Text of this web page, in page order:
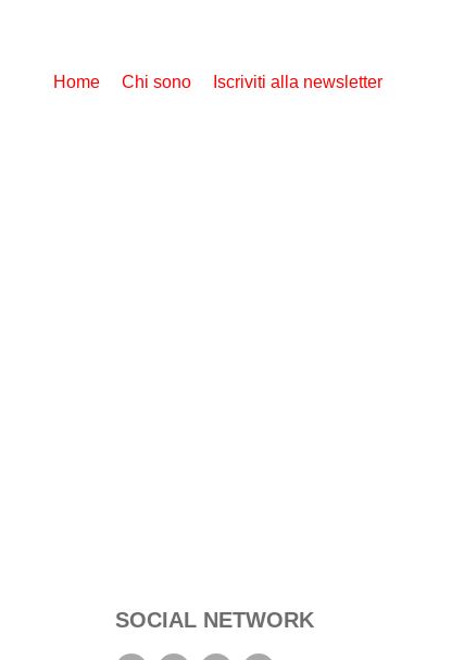
Home Chi sono Iscriviti alla newsletter
SOCIAL NETWORK